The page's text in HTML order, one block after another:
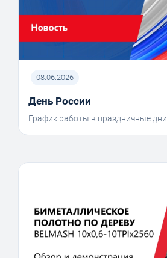
08.06.2026
День России
График работы в праздничные дни